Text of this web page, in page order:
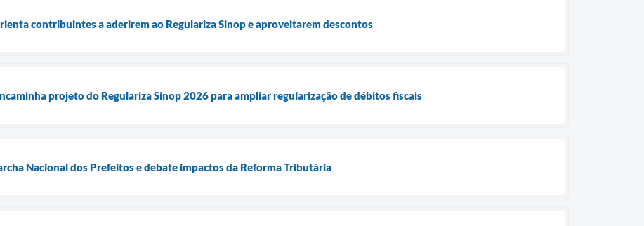
contribuintes a aderirem ao Regulariza Sinop e aproveitarem descontos
projeto do Regulariza Sinop 2026 para ampliar regularização de débitos fiscais
Nacional dos Prefeitos e debate impactos da Reforma Tributária